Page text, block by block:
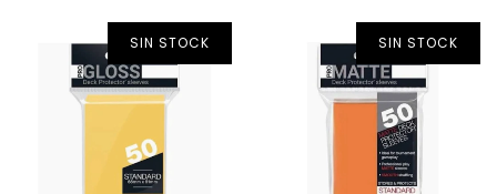
SIN STOCK SIN STOCK